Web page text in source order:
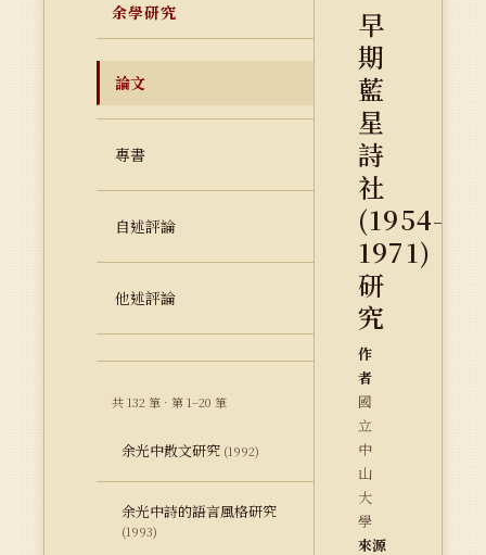
余學研究
論文
專書
自述評論
他述評論
共 132 筆 · 第 1–20 筆
余光中散文研究 (1992)
余光中詩的語言風格研究
(1993)
早
期
藍
星
詩
社
(1954-
1971)
研
究
作
者
國
立
中
山
大
學
來源